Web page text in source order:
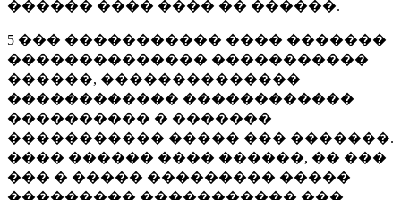
������ ���� ���� �� ������.
5 ��� ����������� ���� �������
�������������� �����������
������, ��������������
������������ ������������
���������� � �������
����������� ����� ��� �������.
���� ������ ���� ������, �� ���
��� � ����� ��������� �����